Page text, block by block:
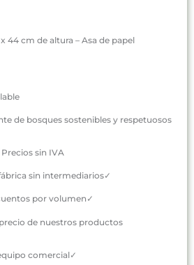
44 cm de altura – Asa de papel
de bosques sostenibles y respetuosos
sin IVA
sin intermediarios✓
por volumen✓
de nuestros productos
comercial✓